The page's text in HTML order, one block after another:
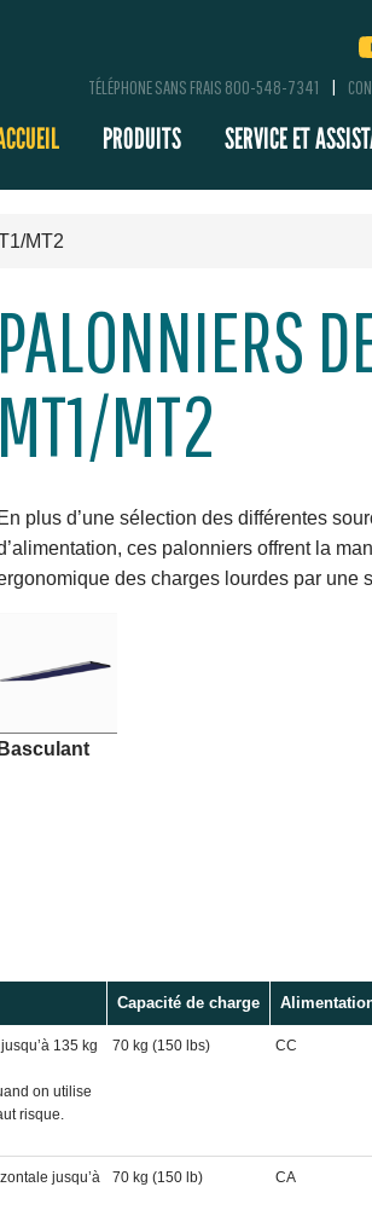
TÉLÉPHONE SANS FRAIS 800-548-7341
PRODUITS SERVICE ET
MT2
PALONNIERS
MT1/MT2
En plus d’une sélection des différentes
ces palonniers offrent la
des charges lourdes par une
Basculant
Capacité de charge
135 kg
on utilise
risque.
70 kg (150 lbs) CC
jusqu’à
70 kg (150 lb) CA